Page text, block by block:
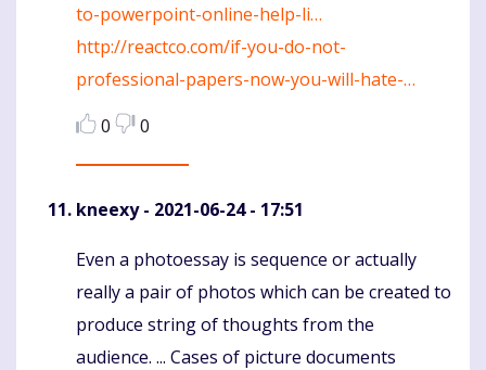
to-powerpoint-online-help-li…
http://reactco.com/if-you-do-not-
professional-papers-now-you-will-hate-…
0
0
kneexy- 2021-06-24 - 17:51
Komentaras
Even a photoessay is sequence or actually
really a pair of photos which can be created to
produce string of thoughts from the
audience. ... Cases of picture documents